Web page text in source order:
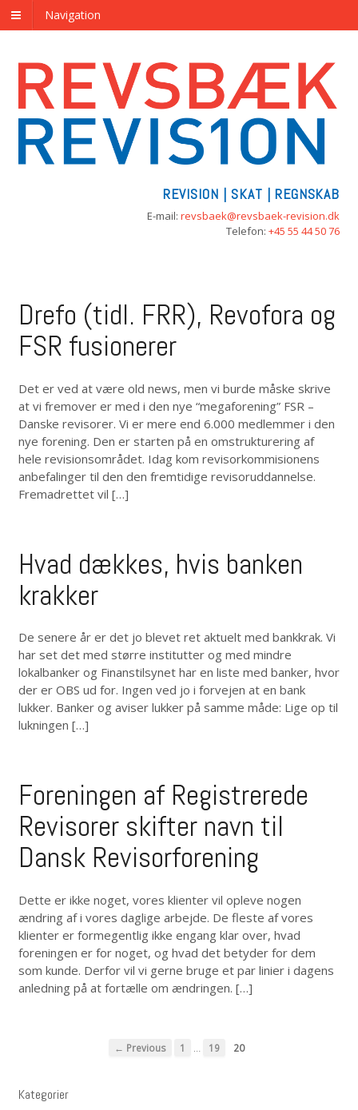
Navigation
REVISION | SKAT | REGNSKAB
E-mail:revsbaek@revsbaek-revision.dk
Telefon:+45 55 44 50 76
Drefo (tidl. FRR), Revofora og
FSR fusionerer
Det er ved at være old news, men vi burde måske skrive
at vi fremover er med i den nye “megaforening” FSR –
Danske revisorer. Vi er mere end 6.000 medlemmer i den
nye forening. Den er starten på en omstrukturering af
hele revisionsområdet. Idag kom revisorkommisionens
anbefalinger til den den fremtidige revisoruddannelse.
Fremadrettet vil […]
Hvad dækkes, hvis banken
krakker
De senere år er det jo blevet ret aktuelt med bankkrak. Vi
har set det med større institutter og med mindre
lokalbanker og Finanstilsynet har en liste med banker, hvor
der er OBS ud for. Ingen ved jo i forvejen at en bank
lukker. Banker og aviser lukker på samme måde: Lige op til
lukningen […]
Foreningen af Registrerede
Revisorer skifter navn til
Dansk Revisorforening
Dette er ikke noget, vores klienter vil opleve nogen
ændring af i vores daglige arbejde. De fleste af vores
klienter er formegentlig ikke engang klar over, hvad
foreningen er for noget, og hvad det betyder for dem
som kunde. Derfor vil vi gerne bruge et par linier i dagens
anledning på at fortælle om ændringen. […]
← Previous 1 … 19 20
Kategorier